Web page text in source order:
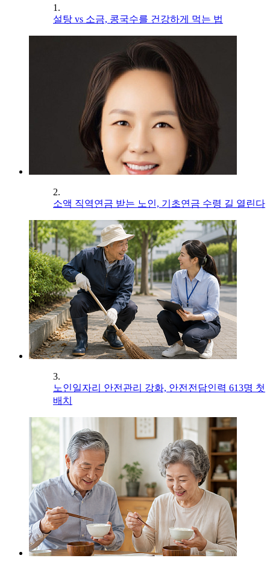
1.
설탕 vs 소금, 콩국수를 건강하게 먹는 법
2.
소액 직역연금 받는 노인, 기초연금 수령 길 열린다
3.
노인일자리 안전관리 강화, 안전전담인력 613명 첫
배치